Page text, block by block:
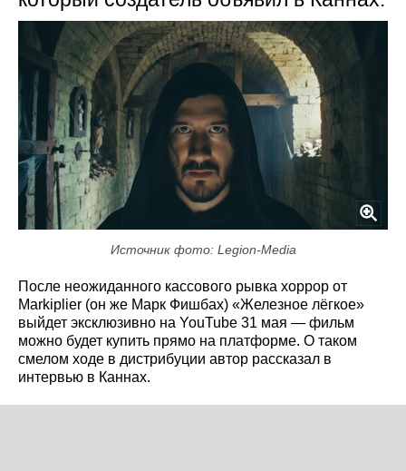
Источник фото: Legion-Media
После неожиданного кассового рывка хоррор от
Markiplier (он же Марк Фишбах) «Железное лёгкое»
выйдет эксклюзивно на YouTube 31 мая — фильм
можно будет купить прямо на платформе. О таком
смелом ходе в дистрибуции автор рассказал в
интервью в Каннах.